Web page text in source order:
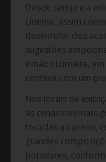
Desde sempre a
cinema, assim
desenrolar dos
sugestões
irmãos Lumière,
contava com um
Nos locais de
as cenas
tocadas ao piano,
grandes
populares,